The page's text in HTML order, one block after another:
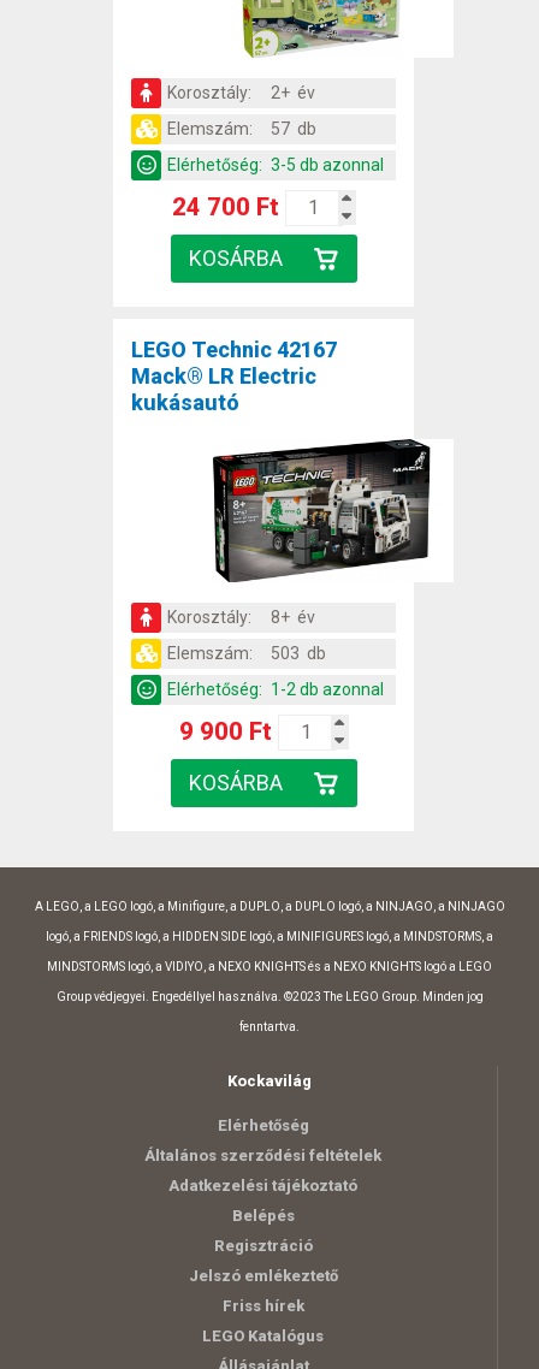
Korosztály:
2+ év
Elemszám:
57 db
Elérhetőség: 3-5 db azonnal
24 700 Ft
LEGO Technic 42167
Mack® LR Electric
kukásautó
Korosztály:
8+ év
Elemszám:
503 db
Elérhetőség: 1-2 db azonnal
9 900 Ft
A LEGO, a LEGO logó, a Minifigure, a DUPLO, a DUPLO logó, a NINJAGO, a NINJAGO
logó, a FRIENDS logó, a HIDDEN SIDE logó, a MINIFIGURES logó, a MINDSTORMS, a
MINDSTORMS logó, a VIDIYO, a NEXO KNIGHTS és a NEXO KNIGHTS logó a LEGO
Group védjegyei. Engedéllyel használva. ©2023 The LEGO Group. Minden jog
fenntartva.
Kockavilág
Elérhetőség
Általános szerződési feltételek
Adatkezelési tájékoztató
Belépés
Regisztráció
Jelszó emlékeztető
Friss hírek
LEGO Katalógus